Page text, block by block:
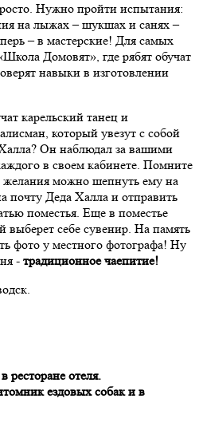
Нужно пройти испытания:
на лыжах – шукшах и санях –
– в мастерские! Для самых
Домовят», где рябят обучат
навыки в изготовлении
карельский танец и
который увезут с собой
Он наблюдал за вашими
в своем кабинете. Помните
можно шепнуть ему на
почту Деда Халла и отправить
поместья. Еще в поместье
выберет себе сувенир. На память
фото у местного фотографа! Ну
- традиционное чаепитие!
ресторане отеля.
ездовых собак и в